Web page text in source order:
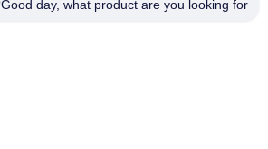
Good day, what product are you looking for?